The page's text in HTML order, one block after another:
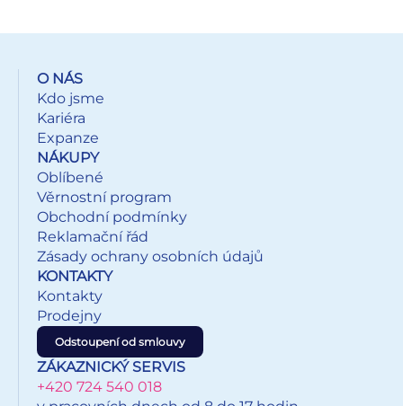
dle skladové zásoby. Uvedená cena je za 1 ks.
O NÁS
Kdo jsme
Kariéra
Expanze
NÁKUPY
Oblíbené
Věrnostní program
Obchodní podmínky
Reklamační řád
Zásady ochrany osobních údajů
KONTAKTY
Kontakty
Prodejny
Odstoupení od smlouvy
ZÁKAZNICKÝ SERVIS
+420 724 540 018